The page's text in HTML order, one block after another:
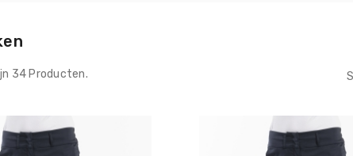
34 Producten.